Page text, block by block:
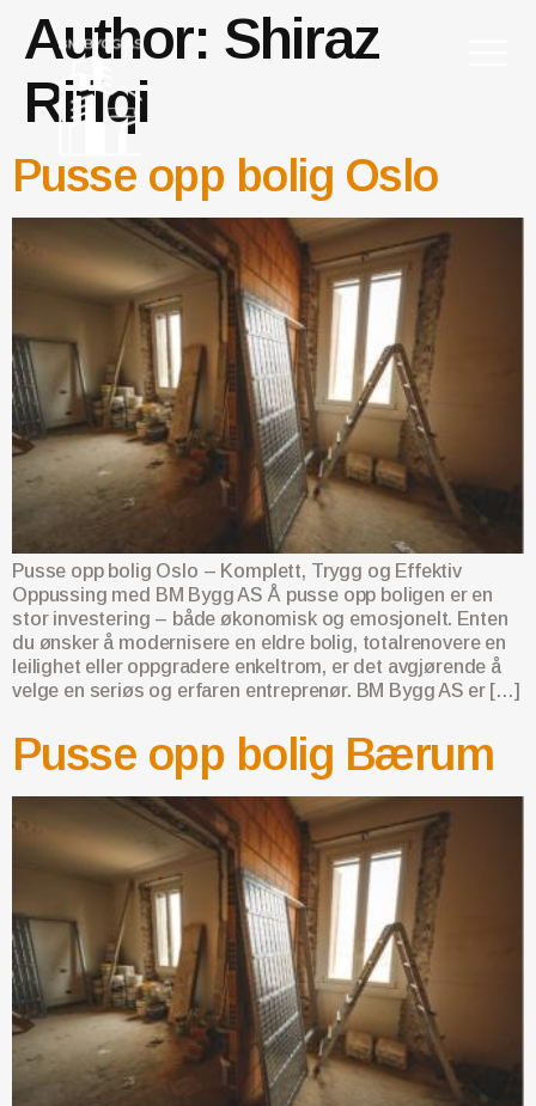
Author: Shiraz
Rifiqi
Pusse opp bolig Oslo
Pusse opp bolig Oslo – Komplett, Trygg og Effektiv
Oppussing med BM Bygg AS Å pusse opp boligen er en
stor investering – både økonomisk og emosjonelt. Enten
du ønsker å modernisere en eldre bolig, totalrenovere en
leilighet eller oppgradere enkeltrom, er det avgjørende å
velge en seriøs og erfaren entreprenør. BM Bygg AS er […]
Pusse opp bolig Bærum